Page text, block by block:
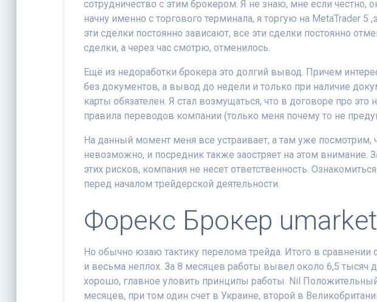
сотрудничество с этим брокером. Я не знаю, мне если честно,
начну именно с торгового терминала, я торгую на MetaTrader
эти сделки постоянно зависают, все эти сделки постоянно
сделки, а через час смотрю, отменилось.
Ещё из недоработки брокера это долгий вывод. Причем
без документов, а вывод до недели и только при наличие
карты обязателен. Я стал возмущаться, что в договоре про
правила переводов компании (только меня почему то не
На данный момент меня все устраивает, а там уже посмотрим,
невозможно, и посредник также заостряет на этом внимание.
этих рисков, компания не несет ответственность.
перед началом трейдерской деятельности.
Форекс Брокер
Но обычно юзаю тактику перелома трейда. Итого в
и весьма неплох. За 8 месяцев работы вывел около 6,5 тысяч
хорошо, главное уловить принципы работы. Nil
месяцев, при том один счет в Украине, второй в